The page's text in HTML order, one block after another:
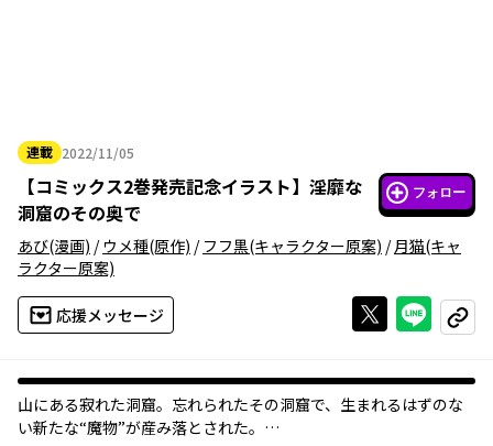
連載 2022/11/05
2022年11月05日
【コミックス2巻発売記念イラスト】 淫靡な
洞窟のその奥で
フォロー
あび(漫画) / ウメ種(原作) / フフ黒(キャラクター原案) /月猫(キャ
ラクター原案)
応援メッセージ Xで投稿する
ライン
コピー
山にある寂れた洞窟。忘れられたその洞窟で、生まれるはずのな
い新たな“魔物”が産み落とされた。